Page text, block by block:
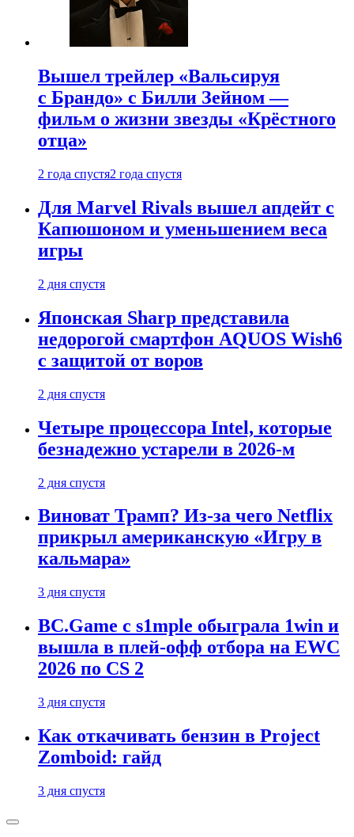
Вышел трейлер «Вальсируя
с Брандо» с Билли Зейном —
фильм о жизни звезды «Крёстного
отца»
2 года спустя2 года спустя
Для Marvel Rivals вышел апдейт с
Капюшоном и уменьшением веса
игры
2 дня спустя
Японская Sharp представила
недорогой смартфон AQUOS Wish6
с защитой от воров
2 дня спустя
Четыре процессора Intel, которые
безнадежно устарели в 2026-м
2 дня спустя
Виноват Трамп? Из-за чего Netflix
прикрыл американскую «Игру в
кальмара»
3 дня спустя
BC.Game с s1mple обыграла 1win и
вышла в плей-офф отбора на EWC
2026 по CS 2
3 дня спустя
Как откачивать бензин в Project
Zomboid: гайд
3 дня спустя